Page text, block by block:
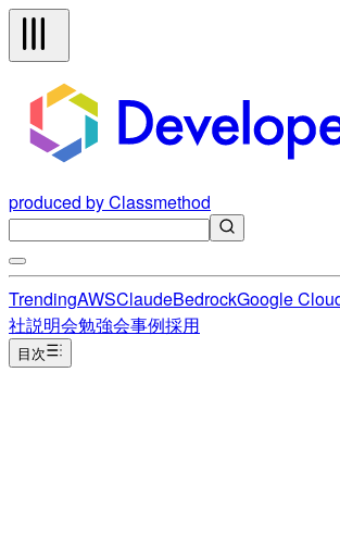
produced by Classmethod
TrendingAWSClaudeBedrockGoogle
社説明会勉強会事例採用
目次